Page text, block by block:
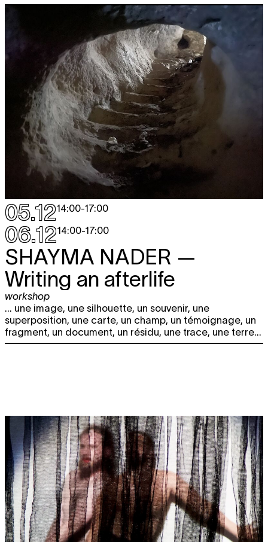
05.1214:00-17:00
06.1214:00-17:00
SHAYMA NADER —
Writing an afterlife
workshop
... une image, une silhouette, un souvenir, une
superposition, une carte, un champ, un témoignage, un
fragment, un document, un résidu, une trace, une terre...